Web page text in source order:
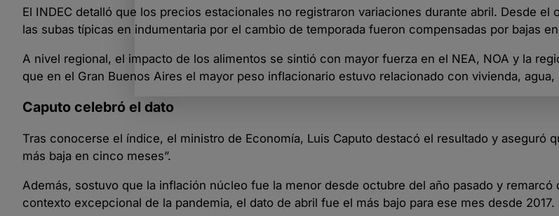
El INDEC detalló que los precios estacionales no registraron variaciones durante abril. Desde el
las subas típicas en indumentaria por el cambio de temporada fueron compensadas por bajas
A nivel regional, el impacto de los alimentos se sintió con mayor fuerza en el NEA, NOA y la
que en el Gran Buenos Aires el mayor peso inflacionario estuvo relacionado con vivienda,
Caputo celebró el dato
Tras conocerse el índice, el ministro de Economía, Luis Caputo destacó el resultado y aseguró
más baja en cinco meses”.
Además, sostuvo que la inflación núcleo fue la menor desde octubre del año pasado y remarcó
contexto excepcional de la pandemia, el dato de abril fue el más bajo para ese mes desde 2017.